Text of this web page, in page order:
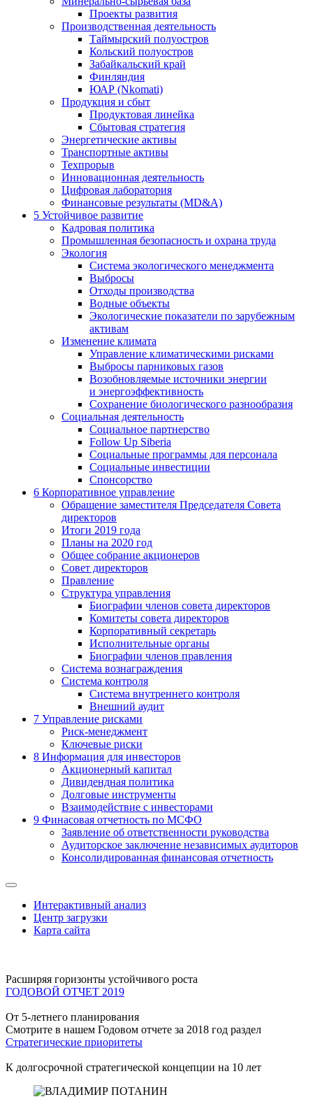
Проекты развития
Производственная деятельность
Таймырский полуостров
Кольский полуостров
Забайкальский край
Финляндия
ЮАР (Nkomati)
Продукция и сбыт
Продуктовая линейка
Сбытовая стратегия
Энергетические активы
Транспортные активы
Техпрорыв
Инновационная деятельность
Цифровая лаборатория
Финансовые результаты (MD&A)
5 Устойчивое развитие
Кадровая политика
Промышленная безопасность и охрана труда
Экология
Система экологического менеджмента
Выбросы
Отходы производства
Водные объекты
Экологические показатели по зарубежным
активам
Изменение климата
Управление климатическими рисками
Выбросы парниковых газов
Возобновляемые источники энергии
и энергоэффективность
Сохранение биологического разнообразия
Социальная деятельность
Социальное партнерство
Follow Up Siberia
Социальные программы для персонала
Социальные инвестиции
Спонсорство
6 Корпоративное управление
Обращение заместителя Председателя Совета
директоров
Итоги 2019 года
Планы на 2020 год
Общее собрание акционеров
Совет директоров
Правление
Структура управления
Биографии членов совета директоров
Комитеты совета директоров
Корпоративный секретарь
Исполнительные органы
Биографии членов правления
Система вознаграждения
Система контроля
Система внутреннего контроля
Внешний аудит
7 Управление рисками
Риск-менеджмент
Ключевые риски
8 Информация для инвесторов
Акционерный капитал
Дивидендная политика
Долговые инструменты
Взаимодействие с инвеcторами
9 Финасовая отчетность по МСФО
Заявление об ответственности руководства
Аудиторское заключение независимых аудиторов
Консолидированная финансовая отчетность
Интерактивный анализ
Центр загрузки
Карта сайта
Расширяя горизонты устойчивого роста
ГОДОВОЙ ОТЧЕТ 2019
От 5-летнего планирования
Смотрите в нашем Годовом отчете за 2018 год раздел
Стратегические приоритеты
К долгосрочной стратегической концепции на 10 лет